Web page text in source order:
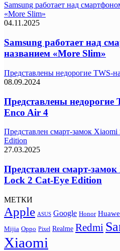
Samsung работает над
«More Slim»
04.11.2025
Samsung работает над
названием «More Slim»
Представлены недорогие TWS-
08.09.2024
Представлены
Enco Air 4
Представлен смарт-замок
Edition
27.03.2025
Представлен смарт-
Lock 2 Cat-Eye Edition
МЕТКИ
Apple ASUS Google Honor
Mijia Oppo Pixel Realme Redmi
Xiaomi